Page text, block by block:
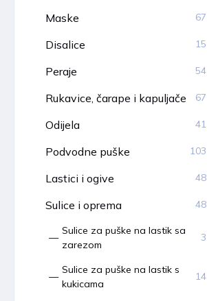
Maske 67
Disalice 15
Peraje 54
Rukavice, čarape i kapuljače 67
Odijela 41
Podvodne puške 103
Lastici i ogive 48
Sulice i oprema 48
Sulice za puške na lastik sa
zarezom
3
Sulice za puške na lastik s
kukicama
14